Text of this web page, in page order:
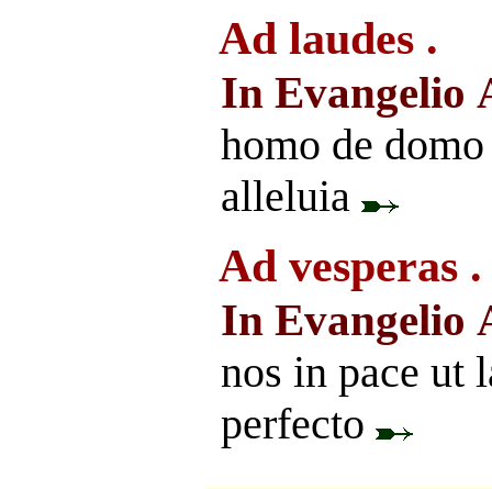
Ad laudes .
In Evangelio
homo de
alleluia
Ad vesperas .
In Evangelio
nos in pace ut
perfecto